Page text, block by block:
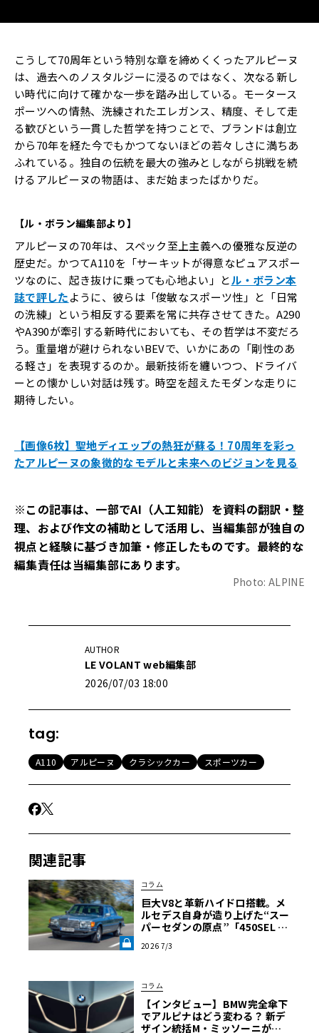
こうして70周年という特別な章を締めくくったアルピーヌ
は、過去へのノスタルジーに浸るのではなく、次なる新し
い時代に向けて確かな一歩を踏み出している。モータース
ポーツへの情熱、洗練されたエレガンス、精度、そして走
る歓びという一貫した哲学を持つことで、ブランドは創立
から70年を経た今でもかつてないほどの若々しさに満ちあ
ふれている。独自の伝統を最大の強みとしながら挑戦を続
けるアルピーヌの物語は、まだ始まったばかりだ。
【ル・ボラン編集部より】
アルピーヌの70年は、スペック至上主義への優雅な反逆の
歴史だ。かつてA110を「サーキットが得意なピュアスポー
ツなのに、起き抜けに乗っても心地よい」とル・ボラン本
誌で評したように、彼らは「俊敏なスポーツ性」と「日常
の洗練」という相反する要素を常に共存させてきた。A290
やA390が牽引する新時代においても、その哲学は不変だろ
う。重量増が避けられないBEVで、いかにあの「剛性のあ
る軽さ」を表現するのか。最新技術を纏いつつ、ドライバ
ーとの懐かしい対話は残す。時空を超えたモダンな走りに
期待したい。
【画像6枚】聖地ディエップの熱狂が蘇る！70周年を彩っ
たアルピーヌの象徴的なモデルと未来へのビジョンを見る
※この記事は、一部でAI（人工知能）を資料の翻訳・整
理、および作文の補助として活用し、当編集部が独自の
視点と経験に基づき加筆・修正したものです。最終的な
編集責任は当編集部にあります。
Photo: ALPINE
AUTHOR
LE VOLANT web編集部
2026/07/03 18:00
tag:
A110 アルピーヌ クラシックカー スポーツカー
関連記事
コラム
巨大V8と革新ハイドロ搭載。メ
ルセデス自身が造り上げた“スー
パーセダンの原点”「450SEL 6.
伝】《LE VOLANT LAB》
2026 7/3
コラム
【インタビュー】BMW完全傘下
でアルピナはどう変わる？ 新デ
ザイン統括M・ミッソーニが明